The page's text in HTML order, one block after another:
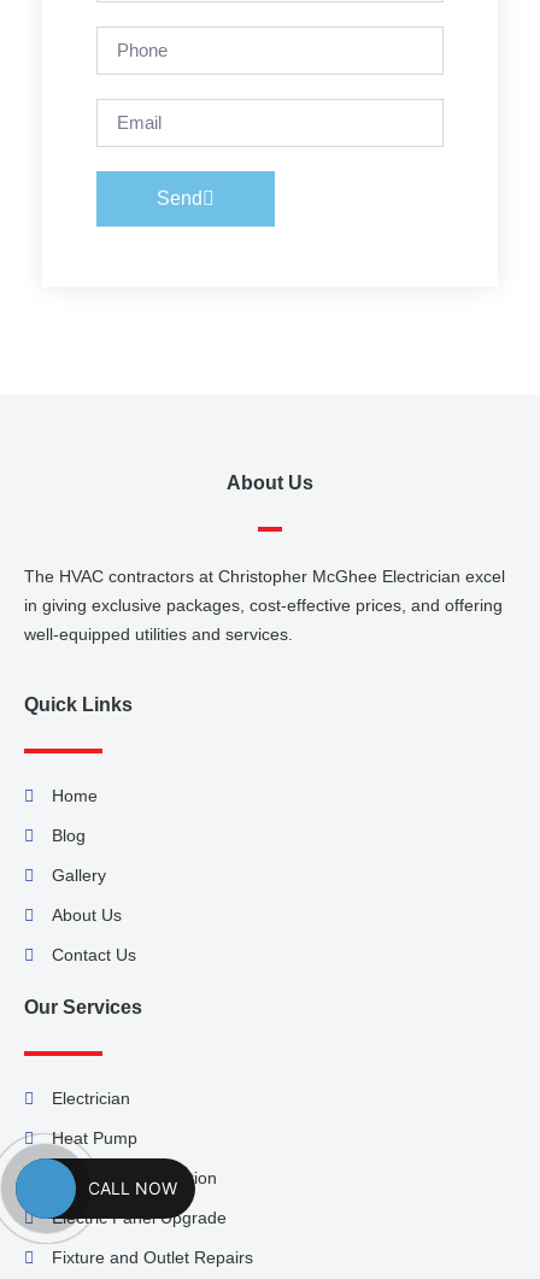
Send
About Us
The HVAC contractors at Christopher McGhee Electrician excel
in giving exclusive packages, cost-effective prices, and offering
well-equipped utilities and services.
Quick Links
Home
Blog
Gallery
About Us
Contact Us
Our Services
Electrician
Heat Pump
Generator Installation
Electric Panel Upgrade
Fixture and Outlet Repairs
CALL NOW